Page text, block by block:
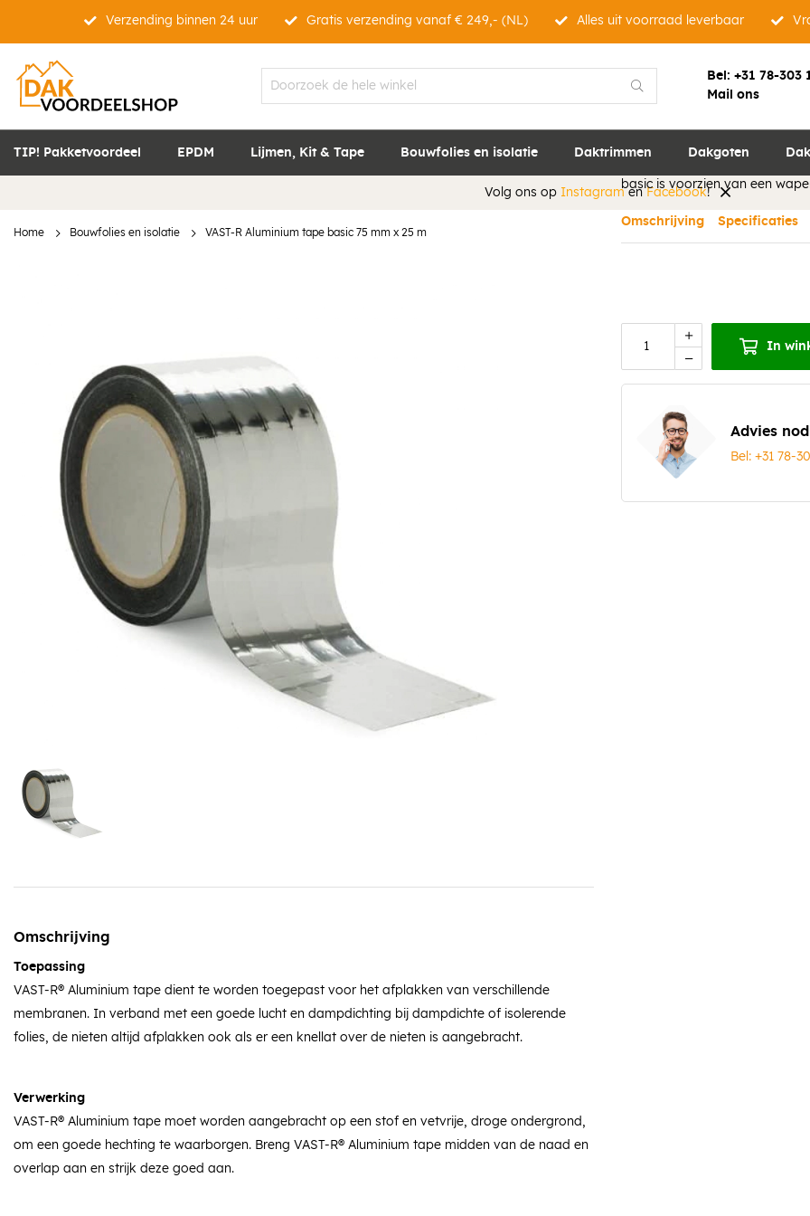
Verzending binnen 24 uur Gratis verzending vanaf € 249,- (NL) Alles uit voorraad leverbaar
Bel: +31 78-303
Mail ons
TIP! Pakketvoordeel EPDM Lijmen, Kit & Tape Bouwfolies en isolatie Daktrimmen Dakgoten
Volg ons op InstagramenFacebook!
Home Bouwfolies en isolatie VAST-R Aluminium tape basic 75 mm x 25 m
VAST-R
afplakken van overlapnaden
basic is voorzien van een
Omschrijving Specificaties
In
Advies
Bel: +31 78-
Omschrijving
Toepassing
VAST-R® Aluminium tape dient te worden toegepast voor het afplakken van verschillende
membranen. In verband met een goede lucht en dampdichting bij dampdichte of isolerende
folies, de nieten altijd afplakken ook als er een knellat over de nieten is aangebracht.
Verwerking
VAST-R® Aluminium tape moet worden aangebracht op een stof en vetvrije, droge ondergrond,
om een goede hechting te waarborgen. Breng VAST-R® Aluminium tape midden van de naad en
overlap aan en strijk deze goed aan.